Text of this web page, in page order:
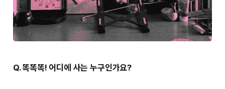
Q. 똑똑똑! 어디에 사는 누구인가요?